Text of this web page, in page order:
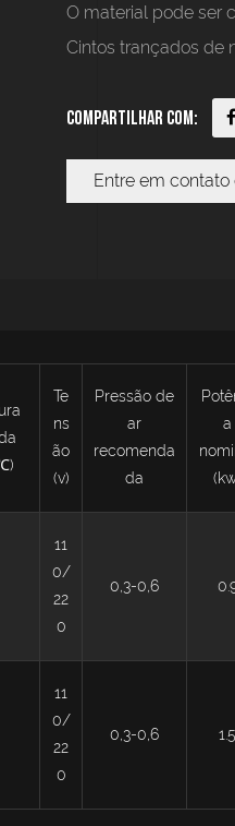
O material pode ser
Cintos trançados de
Compartilhar com:
Entre em contato
Te
ns
ão
(v)
Pressão de
ar
recomenda
da
a
11
0/
22
0
0,3-0,6
11
0/
22
0
0,3-0,6 1.5